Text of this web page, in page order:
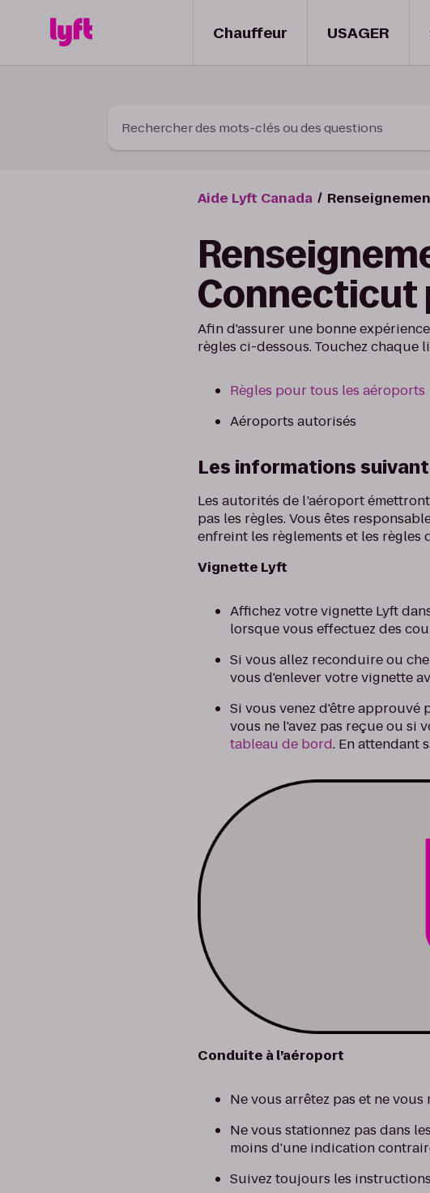
Chauffeur USAGER
Rechercher des mots-clés ou des questions
Aide Lyft Canada
Connecticut
Afin d'assurer une bonne
règles ci-dessous. Touchez
Règles pour tous les aéroports
Aéroports autorisés
Les informations
Les autorités de l’aéroport
pas les règles. Vous êtes
enfreint les règlements et les règles
Vignette Lyft
Affichez votre vignette Lyft
lorsque vous effectuez des
Si vous allez reconduire ou
vous d'enlever votre vignette
Si vous venez d'être approuvé
vous ne l'avez pas reçue ou si
tableau de bord. En attendant
Conduite à l’aéroport
Ne vous arrêtez pas et ne
Ne vous stationnez pas dans
moins d'une indication
Suivez toujours les